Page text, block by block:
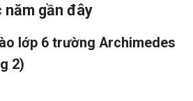
gần đây
lớp 6 trường Archimedes
2)